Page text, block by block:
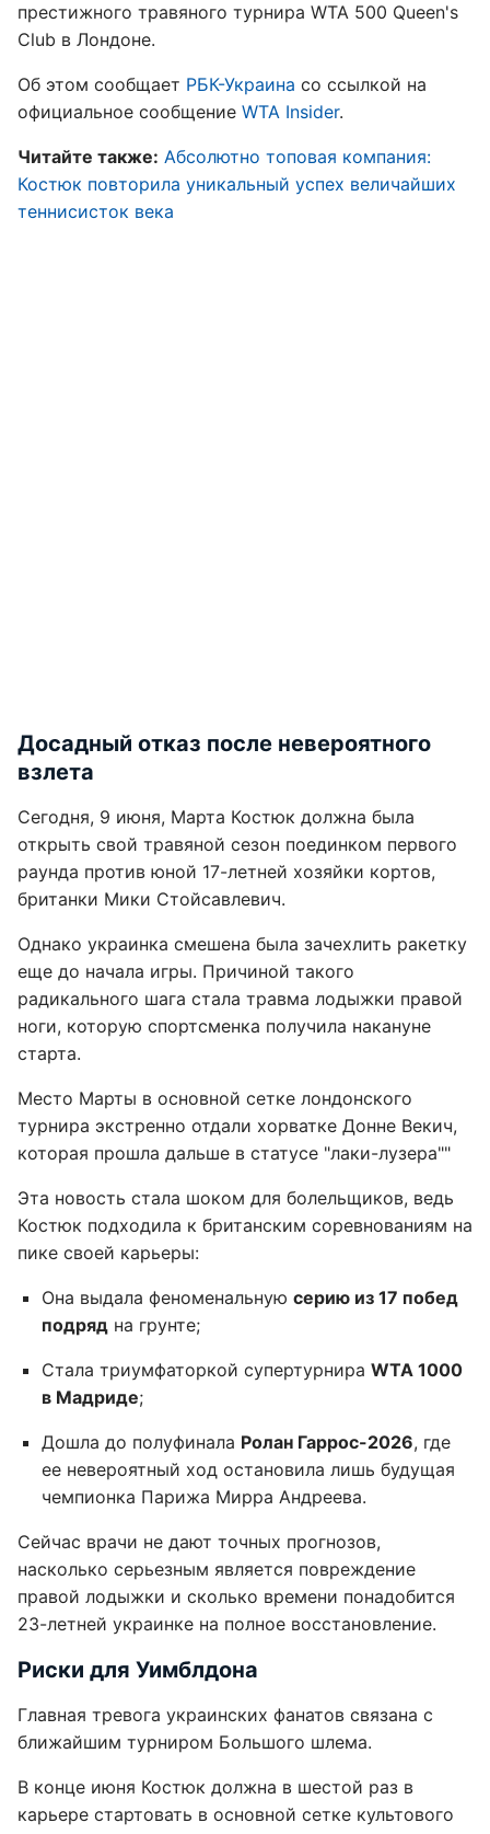
престижного травяного турнира WTA 500 Queen's
Club в Лондоне.
Об этом сообщает РБК-Украина со ссылкой на
официальное сообщение WTA Insider.
Читайте также: Абсолютно топовая компания:
Костюк повторила уникальный успех величайших
теннисисток века
Досадный отказ после невероятного
взлета
Сегодня, 9 июня, Марта Костюк должна была
открыть свой травяной сезон поединком первого
раунда против юной 17-летней хозяйки кортов,
британки Мики Стойсавлевич.
Однако украинка смешена была зачехлить ракетку
еще до начала игры. Причиной такого
радикального шага стала травма лодыжки правой
ноги, которую спортсменка получила накануне
старта.
Место Марты в основной сетке лондонского
турнира экстренно отдали хорватке Донне Векич,
которая прошла дальше в статусе "лаки-лузера""
Эта новость стала шоком для болельщиков, ведь
Костюк подходила к британским соревнованиям на
пике своей карьеры:
Она выдала феноменальную серию из 17 побед
подряд на грунте;
Стала триумфаторкой супертурнира WTA 1000
в Мадриде;
Дошла до полуфинала Ролан Гаррос-2026, где
ее невероятный ход остановила лишь будущая
чемпионка Парижа Мирра Андреева.
Сейчас врачи не дают точных прогнозов,
насколько серьезным является повреждение
правой лодыжки и сколько времени понадобится
23-летней украинке на полное восстановление.
Риски для Уимблдона
Главная тревога украинских фанатов связана с
ближайшим турниром Большого шлема.
В конце июня Костюк должна в шестой раз в
карьере стартовать в основной сетке культового